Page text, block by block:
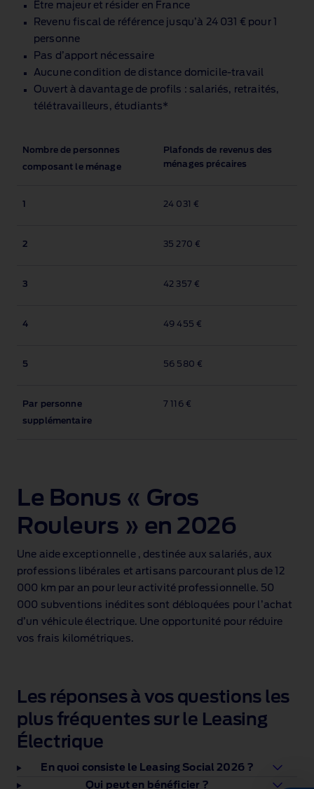
Être majeur et résider en France
Revenu fiscal de référence jusqu’à 24 031 € pour 1
personne
Pas d’apport nécessaire
Aucune condition de distance domicile‑travail
Ouvert à davantage de profils : salariés, retraités,
télétravailleurs, étudiants*
Nombre de personnes
composant le ménage
Plafonds de revenus des
ménages précaires
1 24 031 €
2 35 270 €
3 42 357 €
4 49 455 €
5 56 580 €
Par personne
supplémentaire
7 116 €
Le Bonus « Gros
Rouleurs » en 2026
Une aide exceptionnelle , destinée aux salariés, aux
professions libérales et artisans parcourant plus de 12
000 km par an pour leur activité professionnelle. 50
000 subventions inédites sont débloquées pour l’achat
d’un véhicule électrique. Une opportunité pour réduire
vos frais kilométriques.
Les réponses à vos questions les
plus fréquentes sur le Leasing
Électrique
En quoi consiste le Leasing Social 2026 ?
Qui peut en bénéficier ?